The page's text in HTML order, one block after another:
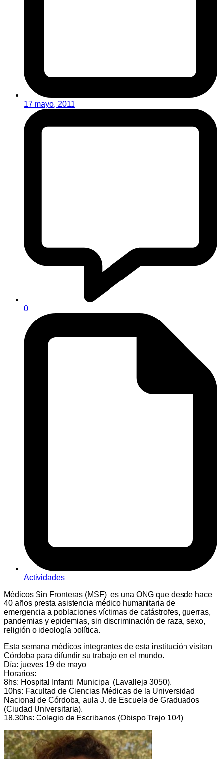
17 mayo, 2011
0
Actividades
Médicos Sin Fronteras (MSF) es una ONG que desde hace
40 años presta asistencia médico humanitaria de
emergencia a poblaciones víctimas de catástrofes, guerras,
pandemias y epidemias, sin discriminación de raza, sexo,
religión o ideología política.
Esta semana médicos integrantes de esta institución visitan
Córdoba para difundir su trabajo en el mundo.
Día: jueves 19 de mayo
Horarios:
8hs: Hospital Infantil Municipal (Lavalleja 3050).
10hs: Facultad de Ciencias Médicas de la Universidad
Nacional de Córdoba, aula J. de Escuela de Graduados
(Ciudad Universitaria).
18.30hs: Colegio de Escribanos (Obispo Trejo 104).